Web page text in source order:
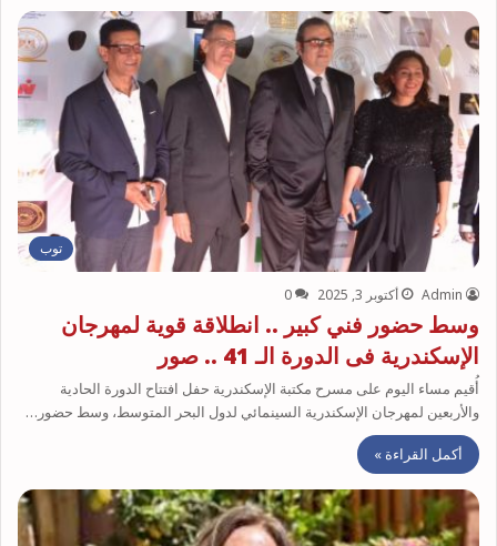
توب
Admin أكتوبر 3, 2025 0
وسط حضور فني كبير .. انطلاقة قوية لمهرجان
الإسكندرية فى الدورة الـ 41 .. صور
أُقيم مساء اليوم على مسرح مكتبة الإسكندرية حفل افتتاح الدورة الحادية
والأربعين لمهرجان الإسكندرية السينمائي لدول البحر المتوسط، وسط حضور…
أكمل القراءة »